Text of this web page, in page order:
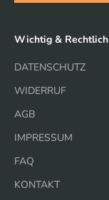
Wichtig & Rechtlich
DATENSCHUTZ
WIDERRUF
AGB
IMPRESSUM
FAQ
KONTAKT